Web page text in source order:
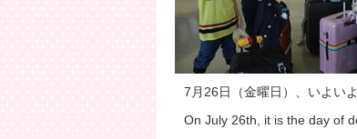
7月26日（金曜日）、いよい
On July 26th, it is the day of